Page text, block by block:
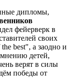
дипломы,
фейерверк в
своих
best", а заодно и
детей,
верят в силы
победы от